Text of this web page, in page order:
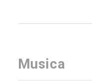
Musica